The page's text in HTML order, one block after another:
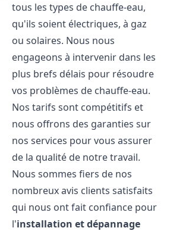
tous les types de chauffe-eau,
qu'ils soient électriques, à gaz
ou solaires. Nous nous
engageons à intervenir dans les
plus brefs délais pour résoudre
vos problèmes de chauffe-eau.
Nos tarifs sont compétitifs et
nous offrons des garanties sur
nos services pour vous assurer
de la qualité de notre travail.
Nous sommes fiers de nos
nombreux avis clients satisfaits
qui nous ont fait confiance pour
l'installation et dépannage